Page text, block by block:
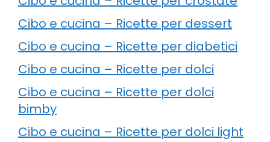
Cibo e cucina – Ricette per dessert
Cibo e cucina – Ricette per diabetici
Cibo e cucina – Ricette per dolci
Cibo e cucina – Ricette per dolci
bimby
Cibo e cucina – Ricette per dolci light